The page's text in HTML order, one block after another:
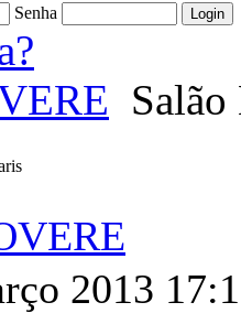
Senha
2013